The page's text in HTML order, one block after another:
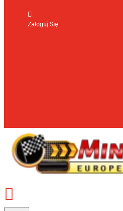
Zaloguj Się